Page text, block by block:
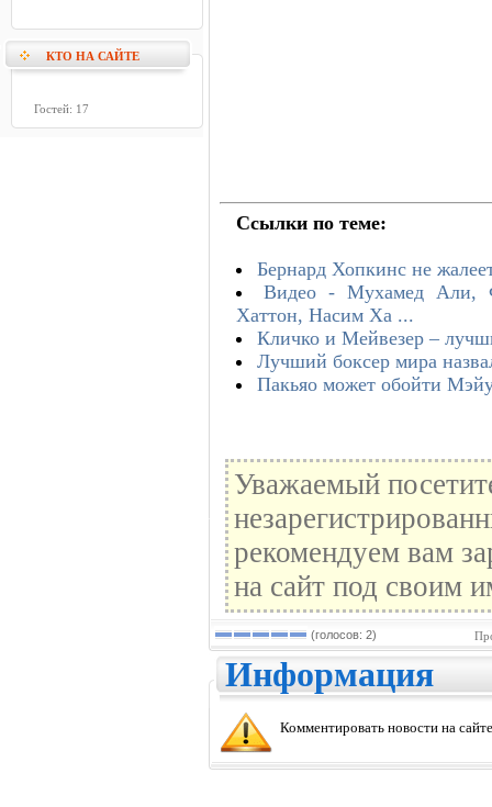
КТО НА САЙТЕ
Гостей: 17
Ссылки по теме:
Бернард Хопкинс не
Видео - Мухамед Али,
Хаттон, Насим Ха ...
Кличко и Мейвезер –
Лучший боксер мира
Пакьяо может обойти
Уважаемый
рекомендуем вам
на сайт под своим
(голосов: 2)
Информация
Комментировать новости на